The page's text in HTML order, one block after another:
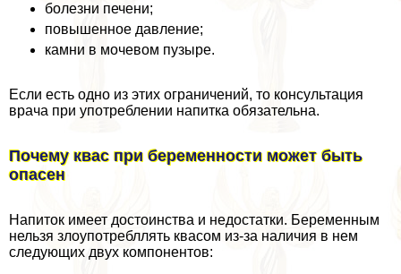
болезни печени;
повышенное давление;
камни в мочевом пузыре.
Если есть одно из этих ограничений, то консультация
врача при употрeблении напитка обязательна.
Почему квас при беременности может быть
опасен
Напиток имеет достоинства и недостатки. Беременным
нельзя злоупотрeбллять квасом из-за наличия в нем
следующих двух компонентов: